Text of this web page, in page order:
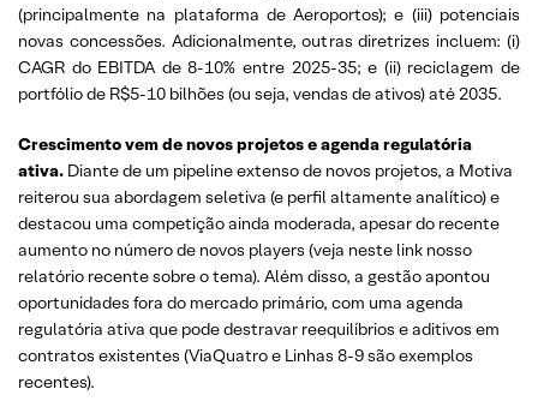
(principalmente na plataforma de Aeroportos); e (iii) potenciais
novas concessões. Adicionalmente, outras diretrizes incluem: (i)
CAGR do EBITDA de 8-10% entre 2025-35; e (ii) reciclagem de
portfólio de R$5-10 bilhões (ou seja, vendas de ativos) até 2035.
Crescimento vem de novos projetos e agenda regulatória
ativa. Diante de um pipeline extenso de novos projetos, a Motiva
reiterou sua abordagem seletiva (e perfil altamente analítico) e
destacou uma competição ainda moderada, apesar do recente
aumento no número de novos players (veja neste link nosso
relatório recente sobre o tema). Além disso, a gestão apontou
oportunidades fora do mercado primário, com uma agenda
regulatória ativa que pode destravar reequilíbrios e aditivos em
contratos existentes (ViaQuatro e Linhas 8-9 são exemplos
recentes).